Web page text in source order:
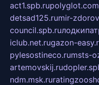
act1.spb.ru
detsad125.rumir-
council.spb.ru
iclub.net.rugazon-
pylesostineco.rumsts-
artemovskij.ru
ndm.msk.ru